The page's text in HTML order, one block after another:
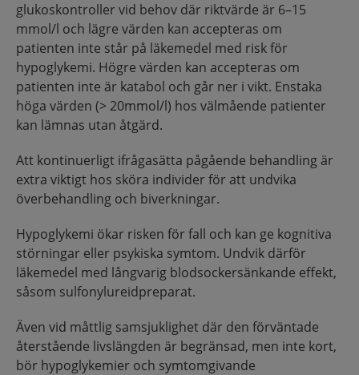
glukoskontroller vid behov där riktvärde är 6–15
mmol/l och lägre värden kan accepteras om
patienten inte står på läkemedel med risk för
hypoglykemi. Högre värden kan accepteras om
patienten inte är katabol och går ner i vikt. Enstaka
höga värden (> 20mmol/l) hos välmående patienter
kan lämnas utan åtgärd.
Att kontinuerligt ifrågasätta pågående behandling är
extra viktigt hos sköra individer för att undvika
överbehandling och biverkningar.
Hypoglykemi ökar risken för fall och kan ge kognitiva
störningar eller psykiska symtom. Undvik därför
läkemedel med långvarig blodsockersänkande effekt,
såsom sulfonylureidpreparat.
Även vid måttlig samsjuklighet där den förväntade
återstående livslängden är begränsad, men inte kort,
bör hypoglykemier och symtomgivande